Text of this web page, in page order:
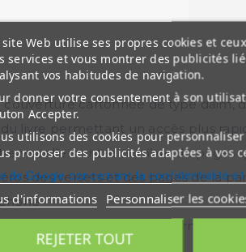
couverture cartonnée de type daim,
livre permettant un accès plus
visuellement le nombre de pages
des versets et des pages de la
aux hommes en ces termes:
site Web utilise ses propres cookies et
services et vous montrer des publicités
vos habitudes de navigation.
donner votre consentement à son
Accepter.
utilisons des cookies pour
proposer des publicités adaptées à vos
de Google concernant la confidentialité
d'informations Personnaliser les
REJETER TOUT